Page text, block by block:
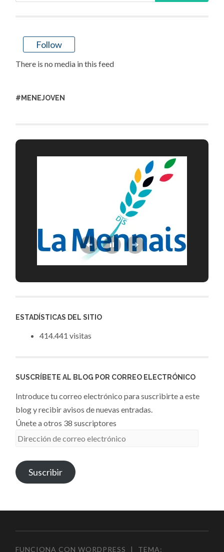
Follow
There is no media in this feed
#MENEJOVEN
ESTADÍSTICAS DEL SITIO
414.441 visitas
SUSCRÍBETE AL BLOG POR CORREO ELECTRÓNICO
Introduce tu correo electrónico para suscribirte a este
blog y recibir avisos de nuevas entradas.
Únete a otros 38 suscriptores
Dirección
correo
electrónico
Suscribir
FUNCIONA CON WORDPRESS | TEMA: